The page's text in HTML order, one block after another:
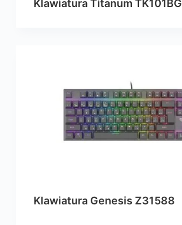
Klawiatura Titanum TK101BG
Klawiatura Genesis Z31588